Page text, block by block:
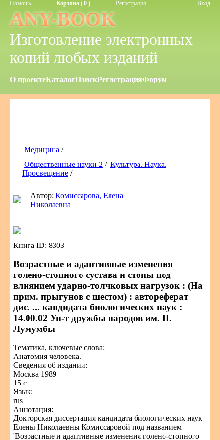
Помощь Корзина ( 0 ) Регистрация Вход
ANY-BOOK
Изготовление электронных
копий любых изданий
О проектеКаталогПоискРегистрацияФорум
Медицина /
Общественные науки 2 / Культура. Наука.
Просвещение /
Автор: Комиссарова, Елена
Николаевна
Книга ID: 8303
Возрастные и адаптивные изменения
голено-стопного сустава и стопы под
влиянием ударно-толчковых нагрузок : (На
прим. прыгунов с шестом) : автореферат
дис. ... кандидата биологических наук :
14.00.02 Ун-т дружбы народов им. П.
Лумумбы
Тематика, ключевые слова:
Анатомия человека.
Сведения об издании:
Москва 1989
15 с.
Язык:
rus
Аннотация:
Докторская диссертация кандидата биологических наук
Елены Николаевны Комиссаровой под названием
'Возрастные и адаптивные изменения голено-стопного